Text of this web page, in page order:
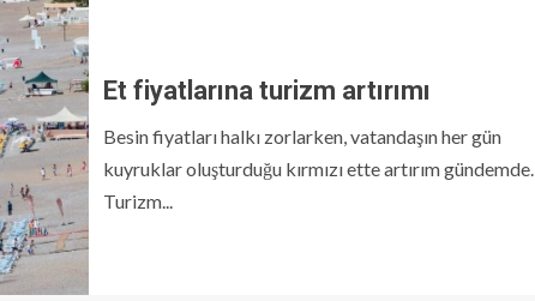
Et fiyatlarına turizm artırımı
Besin fiyatları halkı zorlarken, vatandaşın her gün
kuyruklar oluşturduğu kırmızı ette artırım gündemde.
Turizm...